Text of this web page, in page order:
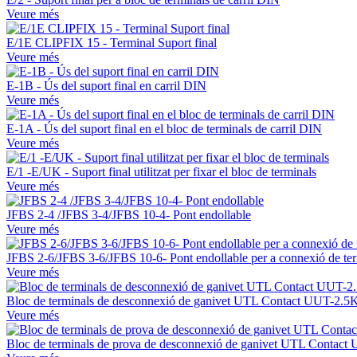
Veure més
E/1E CLIPFIX 15 - Terminal Suport final
Veure més
E-1B - Ús del suport final en carril DIN
Veure més
E-1A - Ús del suport final en el bloc de terminals de carril DIN
Veure més
E/1 -E/UK - Suport final utilitzat per fixar el bloc de terminals
Veure més
JFBS 2-4 /JFBS 3-4/JFBS 10-4- Pont endollable
Veure més
JFBS 2-6/JFBS 3-6/JFBS 10-6- Pont endollable per a connexió de
Veure més
Bloc de terminals de desconnexió de ganivet UTL Contact UUT-
Veure més
Bloc de terminals de prova de desconnexió de ganivet UTL Contact